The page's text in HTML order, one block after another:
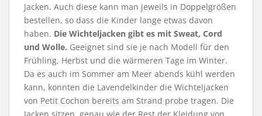
Jacken. Auch diese kann man jeweils in Doppelgrößen
bestellen, so dass die Kinder lange etwas davon
haben. Die Wichteljacken gibt es mit Sweat, Cord
und Wolle. Geeignet sind sie je nach Modell für den
Frühling, Herbst und die wärmeren Tage im Winter.
Da es auch im Sommer am Meer abends kühl werden
kann, konnten die Lavendelkinder die Wichteljacken
von Petit Cochon bereits am Strand probe tragen. Die
Jacken sitzen, genau wie der Rest der Kleidung von